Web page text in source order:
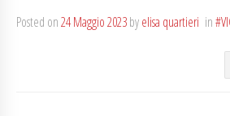
Posted on24 Maggio 2023byelisa quartieri in